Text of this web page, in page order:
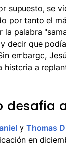
supuesto, se
por tanto el
palabra
y decir que
embargo,
a
desafía
y Thomas
en